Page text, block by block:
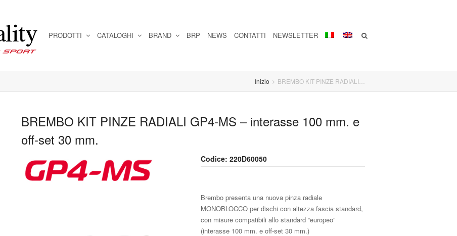
PRODOTTI CATALOGHI BRAND BRP NEWS CONTATTI NEWSLETTER
Inizio BREMBO KIT PINZE RADIALI…
BREMBO KIT PINZE RADIALI GP4-MS – interasse 100 mm. e
off-set 30 mm.
Codice: 220D60050
Brembo presenta una nuova pinza radiale
MONOBLOCCO per dischi con altezza fascia standard,
con misure compatibili allo standard “europeo”
(interasse 100 mm. e off-set 30 mm.)